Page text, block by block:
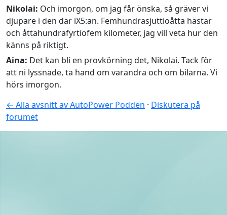
Nikolai: Och imorgon, om jag får önska, så gräver vi
djupare i den där iX5:an. Femhundrasjuttioåtta hästar
och åttahundrafyrtiofem kilometer, jag vill veta hur den
känns på riktigt.
Aina: Det kan bli en provkörning det, Nikolai. Tack för
att ni lyssnade, ta hand om varandra och om bilarna. Vi
hörs imorgon.
← Alla avsnitt av AutoPower Podden · Diskutera på
forumet